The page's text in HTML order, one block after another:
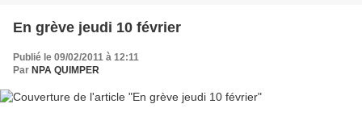
En grève jeudi 10 février
Publié le 09/02/2011 à 12:11
Par NPA QUIMPER